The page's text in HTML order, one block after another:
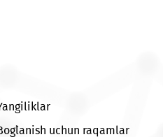
joriy qilishni